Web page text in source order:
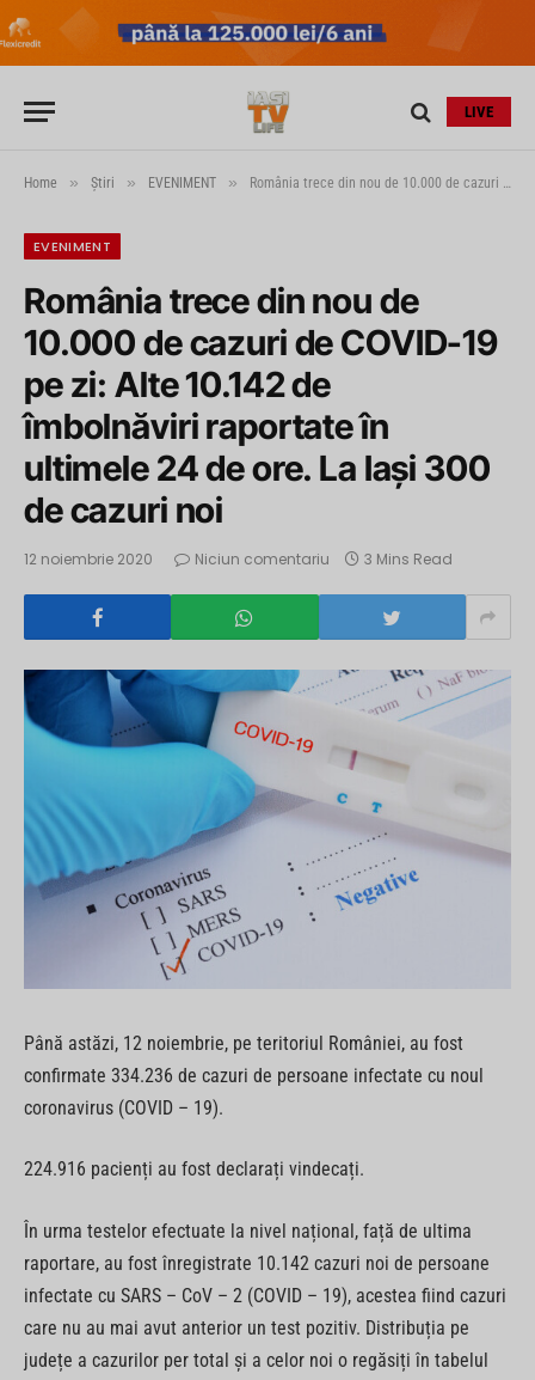
LIVE
Home » Știri » EVENIMENT » România trece din nou de 10.000 de cazuri de COVID-19 pe zi: Alte 10.142 de îmbolnăviri raportate în ultimele 24 de ore. La Iași 300 de cazuri noi
EVENIMENT
România trece din nou de
10.000 de cazuri de COVID-19
pe zi: Alte 10.142 de
îmbolnăviri raportate în
ultimele 24 de ore. La Iași 300
de cazuri noi
12 noiembrie 2020 Niciun comentariu 3 Mins Read
Până astăzi, 12 noiembrie, pe teritoriul României, au fost
confirmate 334.236 de cazuri de persoane infectate cu noul
coronavirus (COVID – 19).
224.916 pacienți au fost declarați vindecați.
În urma testelor efectuate la nivel național, față de ultima
raportare, au fost înregistrate 10.142 cazuri noi de persoane
infectate cu SARS – CoV – 2 (COVID – 19), acestea fiind cazuri
care nu au mai avut anterior un test pozitiv. Distribuția pe
județe a cazurilor per total și a celor noi o regăsiți în tabelul